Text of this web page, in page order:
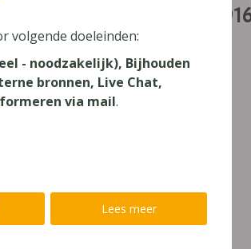
Frans voor 5 ASO
- ASO
volgende doeleinden:
- noodzakelijk), Bijhouden
bronnen, Live Chat,
via mail.
Lees meer